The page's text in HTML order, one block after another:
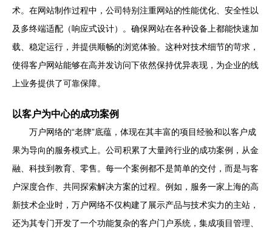
术。在网站制作过程中，公司特别注重网站的性能优化、安全性以
及多终端适配（响应式设计）。确保网站在各种设备上都能快速加
载、稳定运行，并提供顺畅的浏览体验。这种对技术细节的苛求，
使得客户网站能够在高并发访问下依然保持优异表现，为企业的线
上业务提供了可靠保障。
以客户为中心的成功案例
万户网络的“老牌”底蕴，体现在其丰富的项目经验和以客户成
果为导向的服务模式上。公司积累了大量跨行业的成功案例，从金
融、科技到教育、零售。每一个案例都不是简单的交付，而是与客
户深度合作、共同探索解决方案的过程。例如，服务一家上海的高
新技术企业时，万户网络不仅构建了展示产品与技术实力的主站，
还为其专门开发了一个功能复杂的客户门户系统，集成项目管理、